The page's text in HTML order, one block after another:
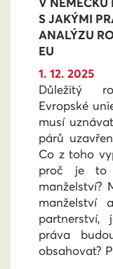
S JAKÝMI
ANALÝZU
EU
1. 12. 2025
Důležitý
Evropské
musí
párů
Co z toho
proč je to
manželství?
manželství
partnerství,
práva
obsahovat?